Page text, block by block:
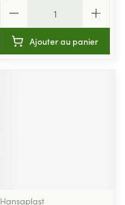
Ajouter au panier
Hansaplast